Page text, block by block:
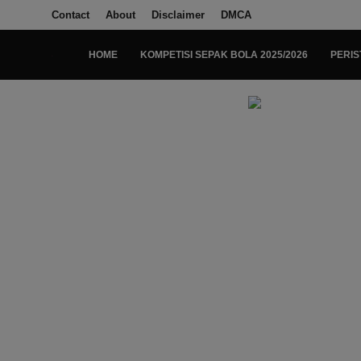
Contact About Disclaimer DMCA
HOME KOMPETISI SEPAK BOLA 2025/2026